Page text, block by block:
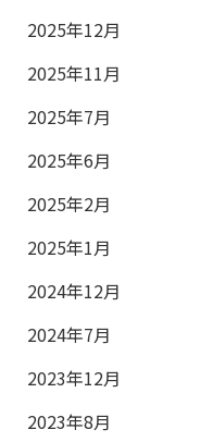
2025年12月
2025年11月
2025年7月
2025年6月
2025年2月
2025年1月
2024年12月
2024年7月
2023年12月
2023年8月